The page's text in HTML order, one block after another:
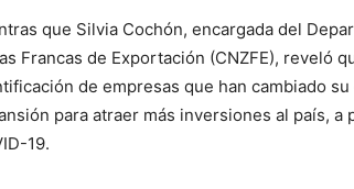
que Silvia Cochón, encargada del
Francas de Exportación (CNZFE), reveló
de empresas que han cambiado
para atraer más inversiones al país,
19.